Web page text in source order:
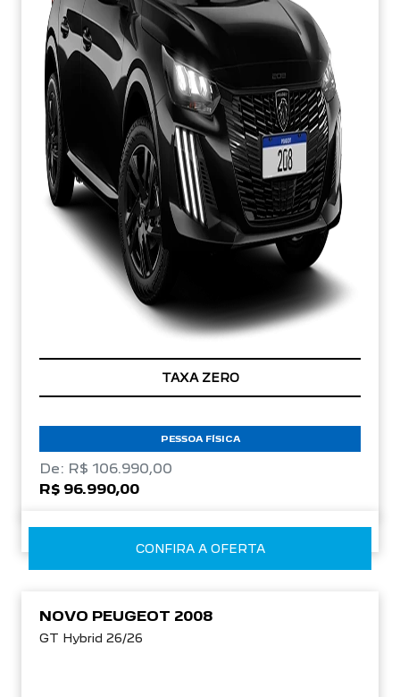
TAXA ZERO
PESSOA FÍSICA
De: R$ 106.990,00
R$ 96.990,00
CONFIRA A OFERTA
NOVO PEUGEOT 2008
GT Hybrid 26/26